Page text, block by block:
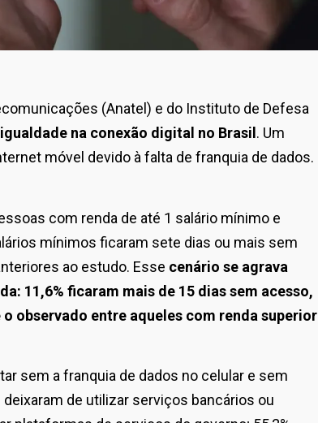
(Anatel) e do Instituto de Defesa
na conexão digital no Brasil . Um
móvel devido à falta de franquia de dados.
com renda de até 1 salário mínimo e
mínimos ficaram sete dias ou mais sem
ao estudo. Esse cenário se agrava
11,6% ficaram mais de 15 dias sem acesso,
observado entre aqueles com renda superior
sem a franquia de dados no celular e sem
de utilizar serviços bancários ou